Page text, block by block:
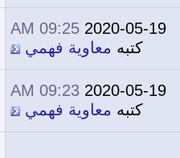
2020-05-19
09:25 AM
كتبه معاوية فهمي
2020-05-19
09:23 AM
كتبه معاوية فهمي